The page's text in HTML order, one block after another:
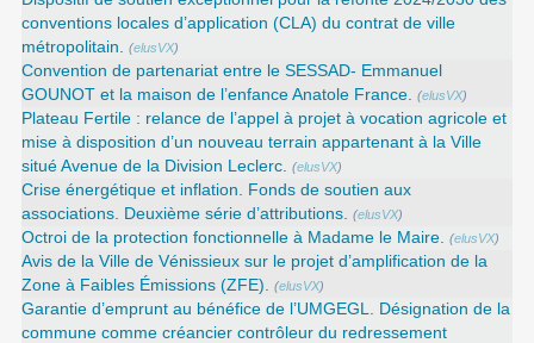
conventions locales d’application (CLA) du contrat de ville
métropolitain.
(elusVX)
Convention de partenariat entre le SESSAD- Emmanuel
GOUNOT et la maison de l’enfance Anatole France.
(elusVX)
Plateau Fertile : relance de l’appel à projet à vocation agricole et
mise à disposition d’un nouveau terrain appartenant à la Ville
situé Avenue de la Division Leclerc.
(elusVX)
Crise énergétique et inflation. Fonds de soutien aux
associations. Deuxième série d’attributions.
(elusVX)
Octroi de la protection fonctionnelle à Madame le Maire. (elusVX)
Avis de la Ville de Vénissieux sur le projet d’amplification de la
Zone à Faibles Émissions (ZFE).
(elusVX)
Garantie d’emprunt au bénéfice de l’UMGEGL. Désignation de la
commune comme créancier contrôleur du redressement